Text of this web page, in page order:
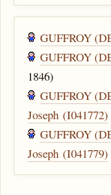
GUFFROY
GUFFROY
1846)
GUFFROY
Joseph (I041772)
GUFFROY
Joseph (I041779)